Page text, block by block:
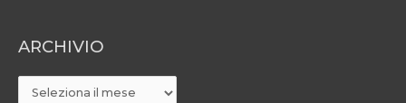
ARCHIVIO
ARCHIVIO